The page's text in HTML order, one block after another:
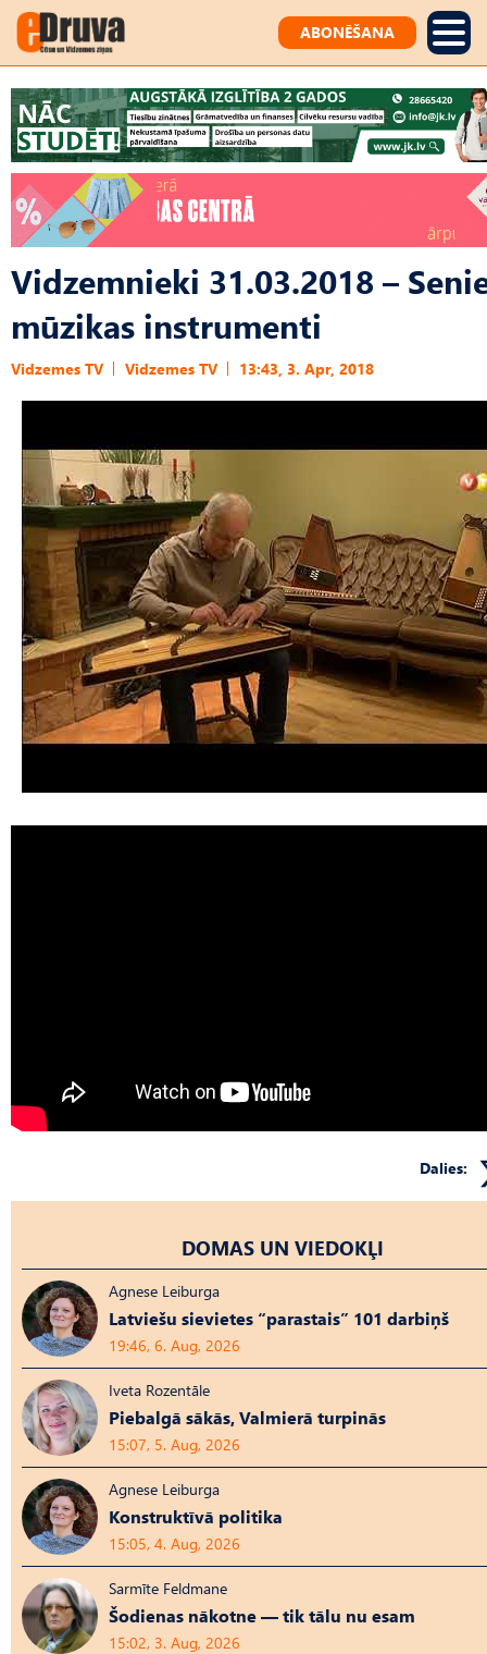
ABONĒŠANA
Vidzemnieki 31.03.2018 –
mūzikas instrumenti
Vidzemes TV Vidzemes TV 13:43, 3. Apr, 2018
Dalies:
DOMAS UN VIEDOKĻI
Agnese Leiburga
Latviešu sievietes “parastais” 101 darbiņš
19:46, 6. Aug, 2026
Iveta Rozentāle
Piebalgā sākās, Valmierā turpinās
15:07, 5. Aug, 2026
Agnese Leiburga
Konstruktīvā politika
15:05, 4. Aug, 2026
Sarmīte Feldmane
Šodienas nākotne — tik tālu nu esam
15:02, 3. Aug, 2026